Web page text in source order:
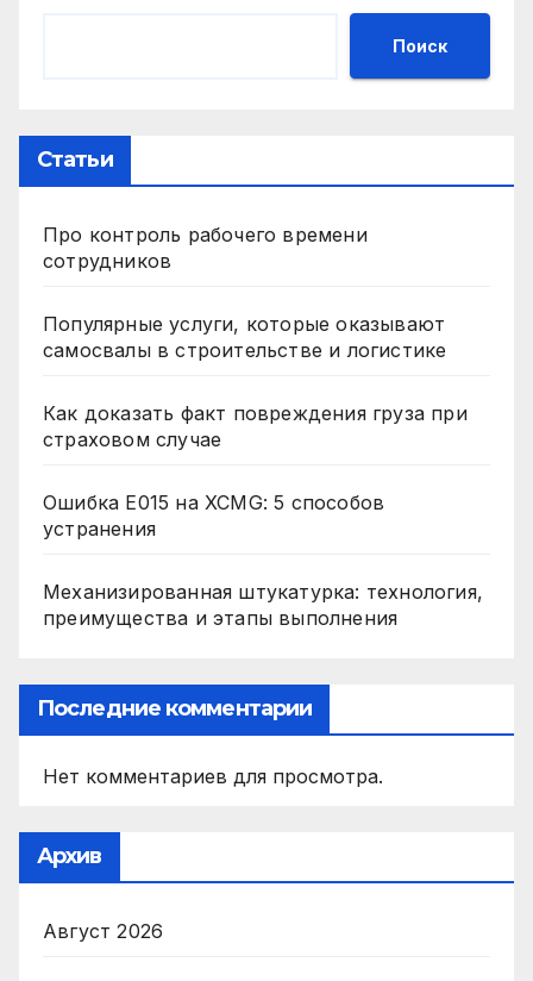
Поиск
Статьи
Про контроль рабочего времени
сотрудников
Популярные услуги, которые оказывают
самосвалы в строительстве и логистике
Как доказать факт повреждения груза при
страховом случае
Ошибка E015 на XCMG: 5 способов
устранения
Механизированная штукатурка: технология,
преимущества и этапы выполнения
Последние комментарии
Нет комментариев для просмотра.
Архив
Август 2026